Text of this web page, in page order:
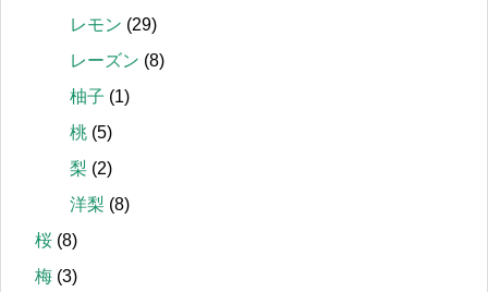
レモン (29)
レーズン (8)
柚子 (1)
桃 (5)
梨 (2)
洋梨 (8)
桜 (8)
梅 (3)